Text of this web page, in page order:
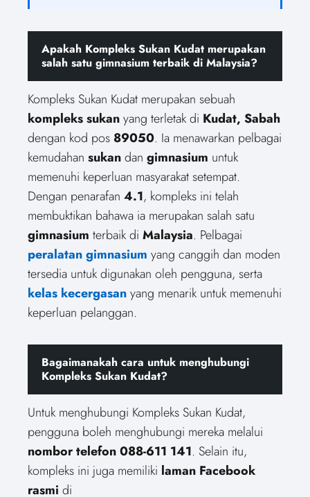
Apakah Kompleks Sukan Kudat merupakan
salah satu gimnasium terbaik di Malaysia?
Kompleks Sukan Kudat merupakan sebuah
kompleks sukanyang terletak di Kudat, Sabah
dengan kod pos 89050. Ia menawarkan pelbagai
kemudahan sukandan gimnasium untuk
memenuhi keperluan masyarakat setempat.
Dengan penarafan 4.1, kompleks ini telah
membuktikan bahawa ia merupakan salah satu
gimnasium terbaik di Malaysia. Pelbagai
peralatan gimnasium yang canggih dan moden
tersedia untuk digunakan oleh pengguna, serta
kelas kecergasanyang menarik untuk memenuhi
keperluan pelanggan.
Bagaimanakah cara untuk menghubungi
Kompleks Sukan Kudat?
Untuk menghubungi Kompleks Sukan Kudat,
pengguna boleh menghubungi mereka melalui
nombor telefon 088-611 141. Selain itu,
kompleks ini juga memiliki laman Facebook
rasmi di